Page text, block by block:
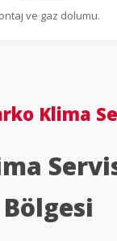
ve gaz dolumu.
Klima